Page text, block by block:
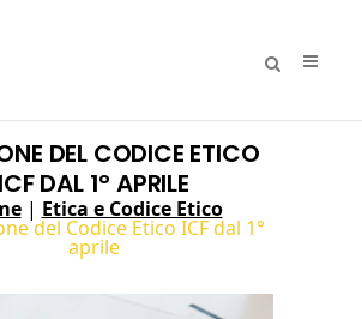
DEL CODICE ETICO
ICF DAL 1° APRILE
| Etica e Codice Etico
del Codice Etico ICF dal 1°
aprile